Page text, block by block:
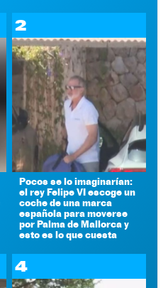
2
Pocos se lo imaginarían:
el rey Felipe VI escoge un
coche de una marca
española para moverse
por Palma de Mallorca y
esto es lo que cuesta
4